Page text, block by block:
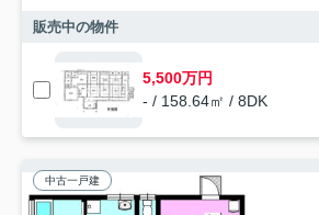
販売中の物件
5,500万円
- / 158.64㎡ / 8DK
中古一戸建